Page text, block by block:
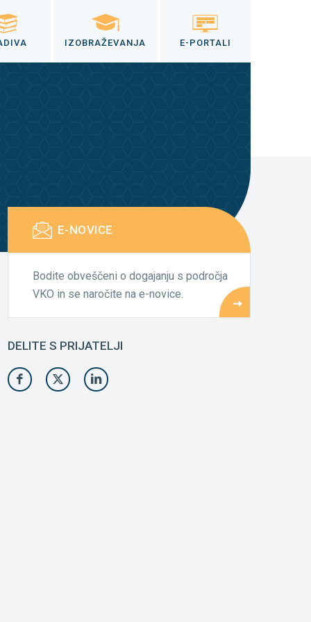
IZOBRAŽEVANJA E-PORTALI
E-NOVICE
Bodite obveščeni o dogajanju s področja
VKO in se naročite na e-novice.
DELITE S PRIJATELJI